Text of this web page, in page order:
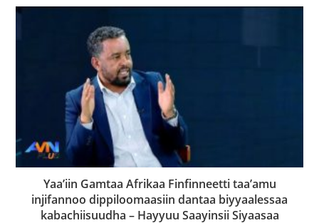
Yaa’iin Gamtaa Afrikaa Finfinneetti taa’amu
injifannoo dippiloomaasiin dantaa biyyaalessaa
kabachiisuudha – Hayyuu Saayinsii Siyaasaa